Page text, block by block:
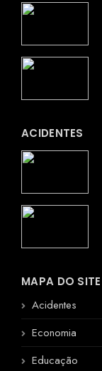
ACIDENTES
MAPA DO SITE
Acidentes
Economia
Educação